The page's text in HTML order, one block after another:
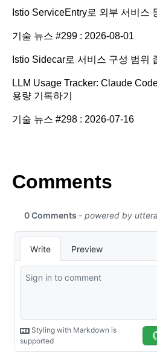
Istio ServiceEntry로 외부 서비스
기술 뉴스 #299 : 2026-08-01
Istio Sidecar로 서비스 구성 범위
LLM Usage Tracker: Claude
용량 기록하기
기술 뉴스 #298 : 2026-07-16
Comments